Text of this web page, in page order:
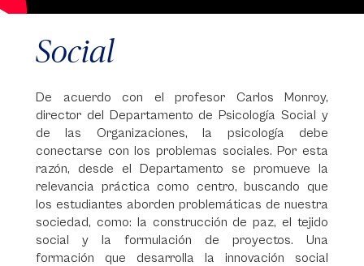
Social
De acuerdo con el profesor Carlos Monroy,
director del Departamento de Psicología Social y
de las Organizaciones, la psicología debe
conectarse con los problemas sociales. Por esta
razón, desde el Departamento se promueve la
relevancia práctica como centro, buscando que
los estudiantes aborden problemáticas de nuestra
sociedad, como: la construcción de paz, el tejido
social y la formulación de proyectos. Una
formación que desarrolla la innovación social